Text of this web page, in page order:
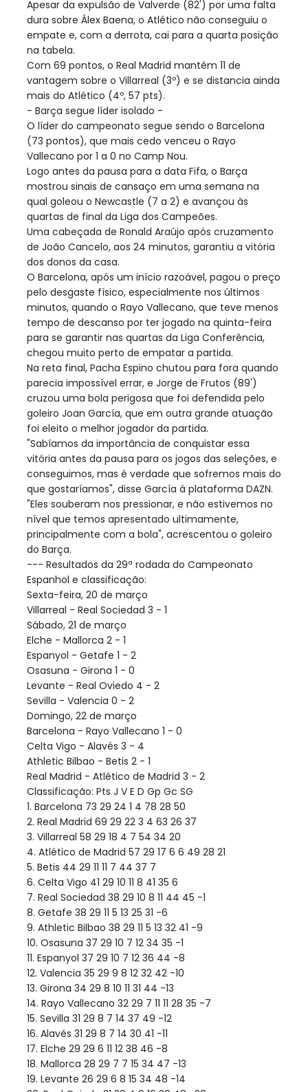
Apesar da expulsão de Valverde (82') por uma falta
dura sobre Álex Baena, o Atlético não conseguiu o
empate e, com a derrota, cai para a quarta posição
na tabela.
Com 69 pontos, o Real Madrid mantém 11 de
vantagem sobre o Villarreal (3º) e se distancia ainda
mais do Atlético (4º, 57 pts).
- Barça segue líder isolado -
O líder do campeonato segue sendo o Barcelona
(73 pontos), que mais cedo venceu o Rayo
Vallecano por 1 a 0 no Camp Nou.
Logo antes da pausa para a data Fifa, o Barça
mostrou sinais de cansaço em uma semana na
qual goleou o Newcastle (7 a 2) e avançou às
quartas de final da Liga dos Campeões.
Uma cabeçada de Ronald Araújo após cruzamento
de João Cancelo, aos 24 minutos, garantiu a vitória
dos donos da casa.
O Barcelona, após um início razoável, pagou o preço
pelo desgaste físico, especialmente nos últimos
minutos, quando o Rayo Vallecano, que teve menos
tempo de descanso por ter jogado na quinta-feira
para se garantir nas quartas da Liga Conferência,
chegou muito perto de empatar a partida.
Na reta final, Pacha Espino chutou para fora quando
parecia impossível errar, e Jorge de Frutos (89')
cruzou uma bola perigosa que foi defendida pelo
goleiro Joan García, que em outra grande atuação
foi eleito o melhor jogador da partida.
"Sabíamos da importância de conquistar essa
vitória antes da pausa para os jogos das seleções, e
conseguimos, mas é verdade que sofremos mais do
que gostaríamos", disse García à plataforma DAZN.
"Eles souberam nos pressionar, e não estivemos no
nível que temos apresentado ultimamente,
principalmente com a bola", acrescentou o goleiro
do Barça.
--- Resultados da 29ª rodada do Campeonato
Espanhol e classificação:
Sexta-feira, 20 de março
Villarreal - Real Sociedad 3 - 1
Sábado, 21 de março
Elche - Mallorca 2 - 1
Espanyol - Getafe 1 - 2
Osasuna - Girona 1 - 0
Levante - Real Oviedo 4 - 2
Sevilla - Valencia 0 - 2
Domingo, 22 de março
Barcelona - Rayo Vallecano 1 - 0
Celta Vigo - Alavés 3 - 4
Athletic Bilbao - Betis 2 - 1
Real Madrid - Atlético de Madrid 3 - 2
Classificação: Pts J V E D Gp Gc SG
1. Barcelona 73 29 24 1 4 78 28 50
2. Real Madrid 69 29 22 3 4 63 26 37
3. Villarreal 58 29 18 4 7 54 34 20
4. Atlético de Madrid 57 29 17 6 6 49 28 21
5. Betis 44 29 11 11 7 44 37 7
6. Celta Vigo 41 29 10 11 8 41 35 6
7. Real Sociedad 38 29 10 8 11 44 45 -1
8. Getafe 38 29 11 5 13 25 31 -6
9. Athletic Bilbao 38 29 11 5 13 32 41 -9
10. Osasuna 37 29 10 7 12 34 35 -1
11. Espanyol 37 29 10 7 12 36 44 -8
12. Valencia 35 29 9 8 12 32 42 -10
13. Girona 34 29 8 10 11 31 44 -13
14. Rayo Vallecano 32 29 7 11 11 28 35 -7
15. Sevilla 31 29 8 7 14 37 49 -12
16. Alavés 31 29 8 7 14 30 41 -11
17. Elche 29 29 6 11 12 38 46 -8
18. Mallorca 28 29 7 7 15 34 47 -13
19. Levante 26 29 6 8 15 34 48 -14